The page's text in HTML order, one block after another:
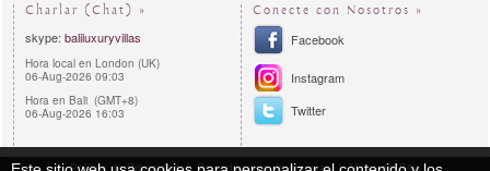
Charlar (Chat) »
skype: baliluxuryvillas
Hora local en London (UK)
06-Aug-2026 09:03
Hora en Bali (GMT+8)
06-Aug-2026 16:03
Conecte con Nosotros »
Facebook
Instagram
Twitter
Política de Privacidad Procedimiento de reservas Mapa del Sitio